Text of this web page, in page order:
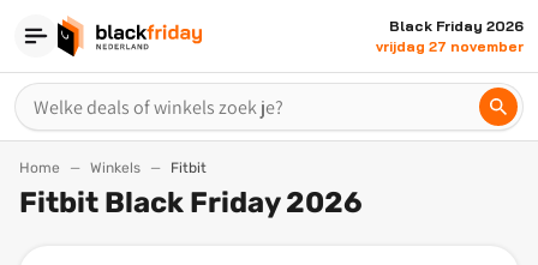
Black Friday 2026
vrijdag 27 november
Home Winkels Fitbit
Fitbit Black Friday 2026